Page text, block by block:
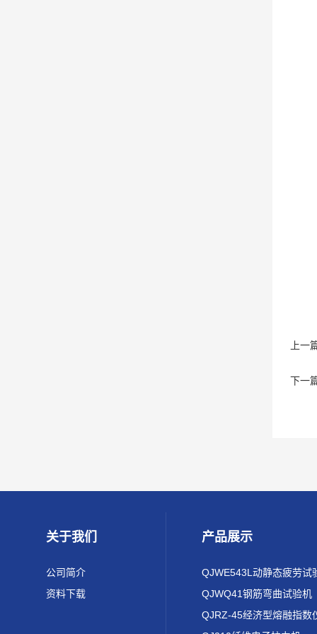
上一
下一
关于我们
公司简介
资料下载
产品展示
QJWE543L动静态疲劳试
QJWQ41钢筋弯曲试验机
QJRZ-45经济型熔融指数